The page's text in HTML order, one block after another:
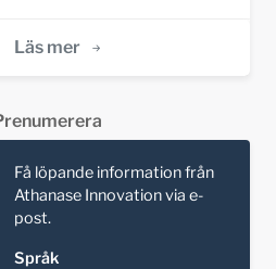
Läs mer
Få löpande information från
Athanase Innovation via e-
post.
Språk